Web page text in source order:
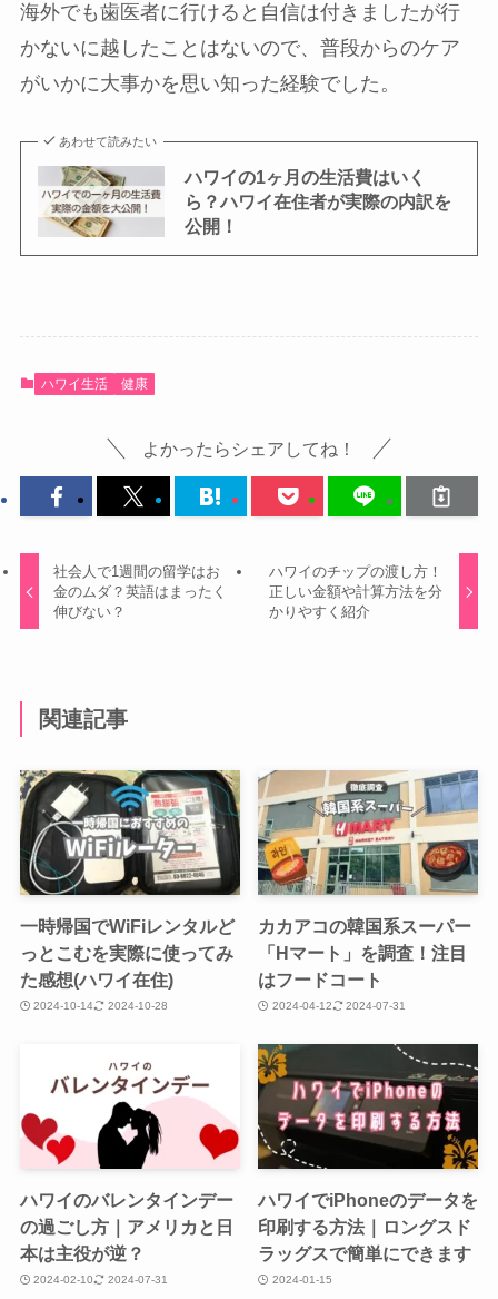
海外でも歯医者に行けると自信は付きましたが行
かないに越したことはないので、普段からのケア
がいかに大事かを思い知った経験でした。
あわせて読みたい
ハワイの1ヶ月の生活費はいく
ら？ハワイ在住者が実際の内訳を
公開！
ハワイ生活 健康
よかったらシェアしてね！
社会人で1週間の留学はお
金のムダ？英語はまったく
伸びない？
ハワイのチップの渡し方！
正しい金額や計算方法を分
かりやすく紹介
関連記事
一時帰国でWiFiレンタルど
っとこむを実際に使ってみ
た感想(ハワイ在住)
2024-10-14 2024-10-28
カカアコの韓国系スーパー
「Hマート」を調査！注目
はフードコート
2024-04-12 2024-07-31
ハワイのバレンタインデー
の過ごし方｜アメリカと日
本は主役が逆？
2024-02-10 2024-07-31
ハワイでiPhoneのデータを
印刷する方法｜ロングスド
ラッグスで簡単にできます
2024-01-15